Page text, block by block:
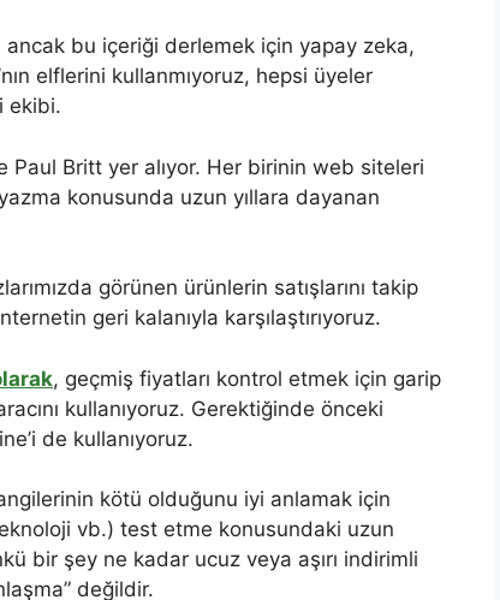
ancak bu içeriği derlemek için yapay zeka,
elflerini kullanmıyoruz, hepsi üyeler
ekibi.
Paul Britt yer alıyor. Her birinin web siteleri
konusunda uzun yıllara dayanan
görünen ürünlerin satışlarını takip
geri kalanıyla karşılaştırıyoruz.
, geçmiş fiyatları kontrol etmek için garip
kullanıyoruz. Gerektiğinde önceki
de kullanıyoruz.
kötü olduğunu iyi anlamak için
vb.) test etme konusundaki uzun
bir şey ne kadar ucuz veya aşırı indirimli
değildir.